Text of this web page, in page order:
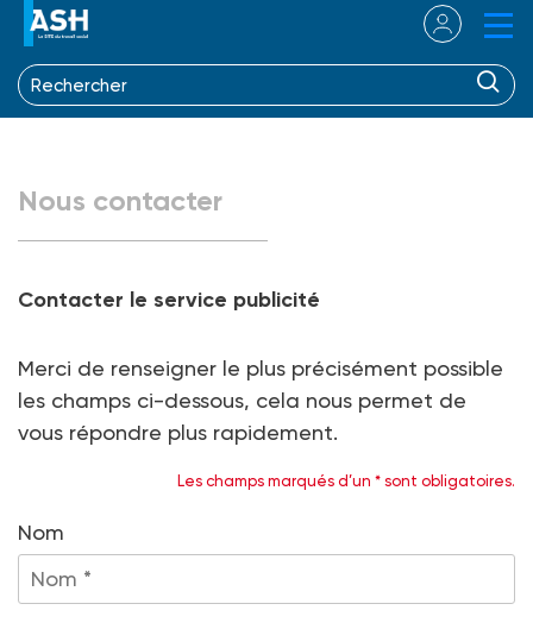
Nous contacter
Contacter le service publicité
Merci de renseigner le plus précisément possible
les champs ci-dessous, cela nous permet de
vous répondre plus rapidement.
Les champs marqués d’un * sont obligatoires.
Nom